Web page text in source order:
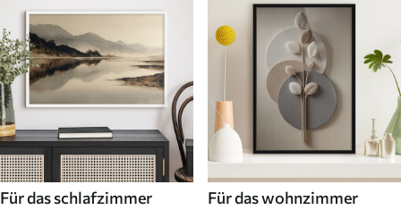
Für das schlafzimmer Für das wohnzimmer